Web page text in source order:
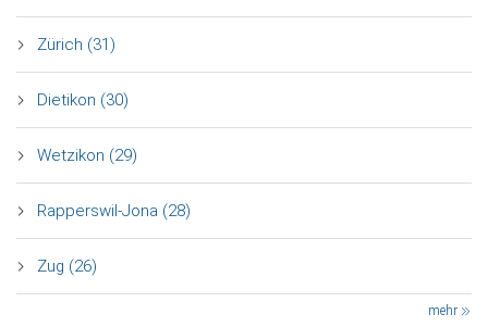
Zürich (31)
Dietikon (30)
Wetzikon (29)
Rapperswil-Jona (28)
Zug (26)
mehr